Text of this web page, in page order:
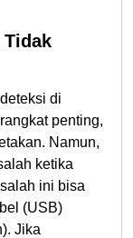
Tidak
di
penting,
Namun,
ketika
ini bisa
(USB)
Jika